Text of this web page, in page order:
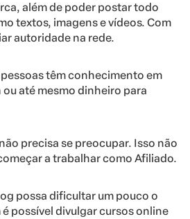
além de poder postar todo
textos, imagens e vídeos. Com
autoridade na rede.
têm conhecimento em
até mesmo dinheiro para
precisa se preocupar. Isso não
a trabalhar como Afiliado.
possa dificultar um pouco o
possível divulgar cursos online